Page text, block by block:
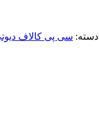
دسته: سی پی کالاف